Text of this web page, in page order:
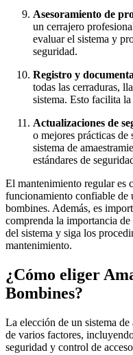
Asesoramiento de
un cerrajero
evaluar el sistema y
seguridad.
Registro y
todas las cerraduras,
sistema. Esto facilita
Actualizaciones de
o mejores prácticas de
sistema de
estándares de
El mantenimiento regular es
funcionamiento confiable de
bombines. Además, es
comprenda la importancia
del sistema y siga los
mantenimiento.
¿Cómo eliger
Bombines?
La elección de un sistema
de varios factores,
seguridad y control de